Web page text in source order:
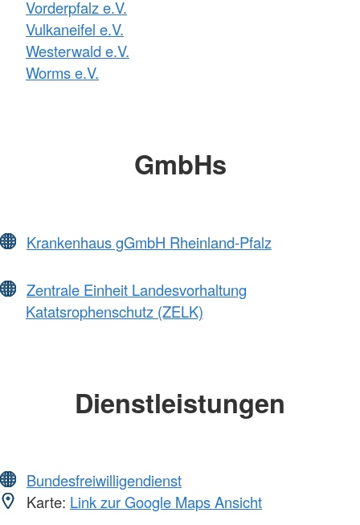
Vorderpfalz e.V.
Vulkaneifel e.V.
Westerwald e.V.
Worms e.V.
GmbHs
Krankenhaus gGmbH Rheinland-Pfalz
Zentrale Einheit Landesvorhaltung
Katatsrophenschutz (ZELK)
Dienstleistungen
Bundesfreiwilligendienst
Karte: Link zur Google Maps Ansicht